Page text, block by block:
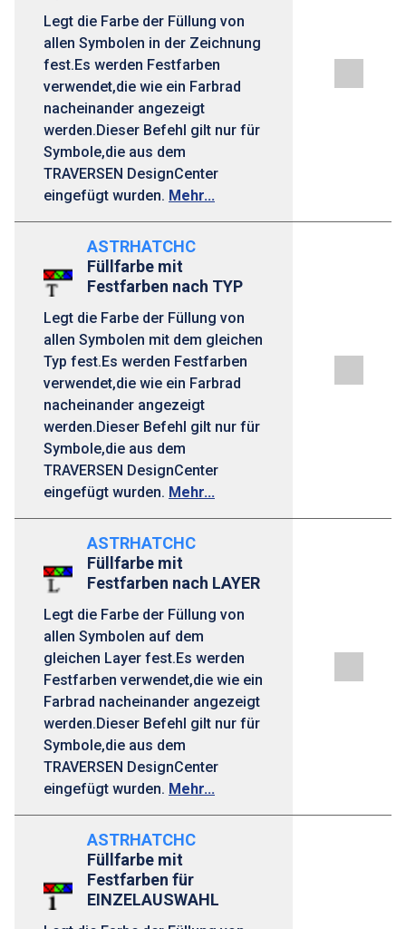
Legt die Farbe der Füllung von
allen Symbolen in der Zeichnung
fest.Es werden Festfarben
verwendet,die wie ein Farbrad
nacheinander angezeigt
werden.Dieser Befehl gilt nur für
Symbole,die aus dem
TRAVERSEN DesignCenter
eingefügt wurden. Mehr...
ASTRHATCHC
Füllfarbe mit
Festfarben nach TYP
Legt die Farbe der Füllung von
allen Symbolen mit dem gleichen
Typ fest.Es werden Festfarben
verwendet,die wie ein Farbrad
nacheinander angezeigt
werden.Dieser Befehl gilt nur für
Symbole,die aus dem
TRAVERSEN DesignCenter
eingefügt wurden. Mehr...
ASTRHATCHC
Füllfarbe mit
Festfarben nach LAYER
Legt die Farbe der Füllung von
allen Symbolen auf dem
gleichen Layer fest.Es werden
Festfarben verwendet,die wie ein
Farbrad nacheinander angezeigt
werden.Dieser Befehl gilt nur für
Symbole,die aus dem
TRAVERSEN DesignCenter
eingefügt wurden. Mehr...
ASTRHATCHC
Füllfarbe mit
Festfarben für
EINZELAUSWAHL